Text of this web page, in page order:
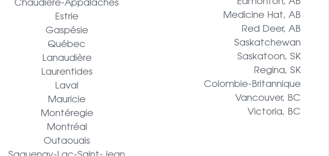
Chaudière-Appalaches
Estrie
Gaspésie
Québec
Lanaudière
Laurentides
Laval
Mauricie
Montéregie
Montréal
Outaouais
Edmonton, AB
Medicine Hat, AB
Red Deer, AB
Saskatchewan
Saskatoon, SK
Regina, SK
Colombie-Britannique
Vancouver, BC
Victoria, BC